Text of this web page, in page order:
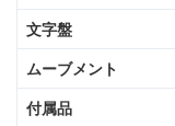
文字盤
ムーブメント
付属品